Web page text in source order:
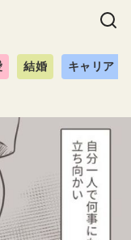
結婚 キャリア